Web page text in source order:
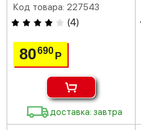
Код товара: 227543
(4)
80690Р
доставка: завтра